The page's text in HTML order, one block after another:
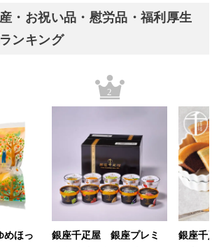
・お祝い品・慰労品・福利厚生
ンキング
ほっ
2
銀座千疋屋 銀座プレミ
銀座千